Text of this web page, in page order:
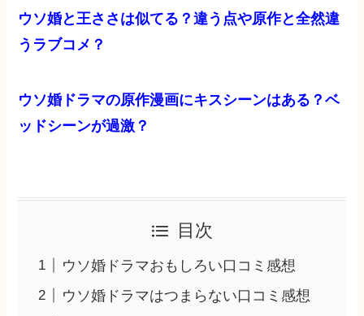
ウソ婚と王ささは似てる？違う点や原作と全然違
うラブコメ？
ウソ婚ドラマの原作漫画にキスシーンはある？ベ
ッドシーンが過激？
目次
ウソ婚ドラマおもしろい口コミ感想
ウソ婚ドラマはつまらない口コミ感想